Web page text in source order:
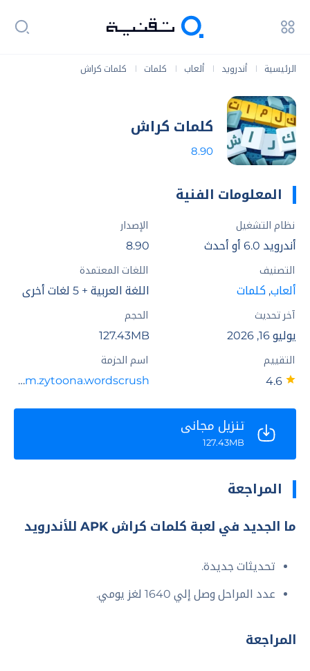
الرئيسية | أندرويد | ألعاب | كلمات | كلمات كراش
كلمات كراش
8.90
المعلومات الفنية
نظام التشغيل
أندرويد 6.0 أو أحدث
الإصدار
8.90
التصنيف
ألعاب, كلمات
اللغات المعتمدة
اللغة العربية + 5 لغات أخري
آخر تحديث
يوليو 16, 2026
الحجم
127.43MB
التقييم اسم الحزمة
com.zytoona.wordscrush
تنزيل مجاني
127.43MB
المراجعة
ما الجديد في لعبة كلمات كراش APK للأندرويد
تحديثات جديدة.
عدد المراحل وصل إلي 1640 لغز يومي.
المراجعة